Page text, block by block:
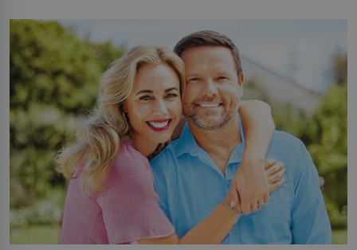
můžete obohatit své rituály a přinést do svého života
větší harmonii a klid. Je důležité